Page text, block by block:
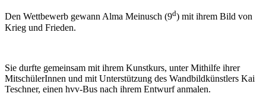
Den Wettbewerb gewann Alma Meinusch (9d) mit ihrem Bild von
Krieg und Frieden.
Sie durf­te gemein­sam mit ihrem Kunstkurs, unter Mithilfe ihrer
MitschülerInnen und mit Unterstützung des Wandbildkünstlers Kai
Teschner, einen hvv-Bus nach ihrem Entwurf anmalen.